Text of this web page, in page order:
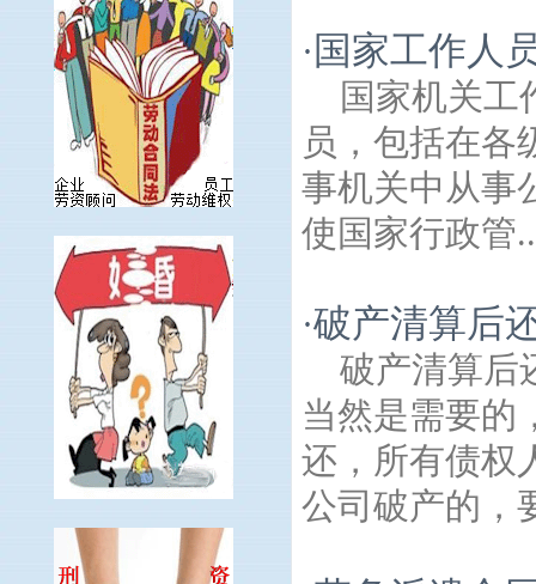
· 国家工作人
国家机关工
员，包括在各
事机关中从
使国家行政管
·破产清算后
破产清算后
当然是需要的
还，所有债权
公司破产的，